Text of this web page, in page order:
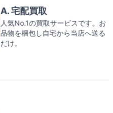
A. 宅配買取
人気No.1の買取サービスです。お
品物を梱包し自宅から当店へ送る
だけ。